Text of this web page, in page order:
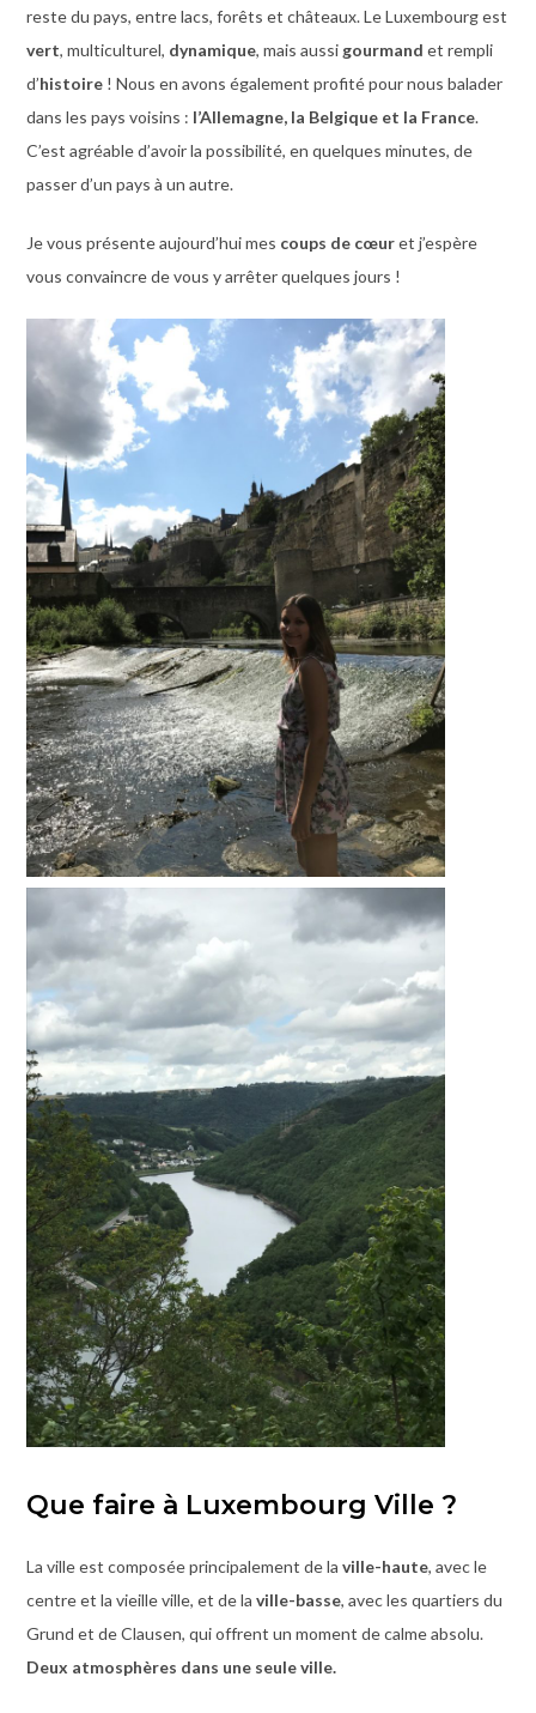
reste du pays, entre lacs, forêts et châteaux. Le Luxembourg est
vert, multiculturel, dynamique, mais aussi gourmand et rempli
d’histoire! Nous en avons également profité pour nous balader
dans les pays voisins : l’Allemagne, la Belgique et la France.
C’est agréable d’avoir la possibilité, en quelques minutes, de
passer d’un pays à un autre.
Je vous présente aujourd’hui mes coups de cœuret j’espère
vous convaincre de vous y arrêter quelques jours !
Que faire à Luxembourg Ville ?
La ville est composée principalement de la ville-haute, avec le
centre et la vieille ville, et de la ville-basse, avec les quartiers du
Grund et de Clausen, qui offrent un moment de calme absolu.
Deux atmosphères dans une seule ville.